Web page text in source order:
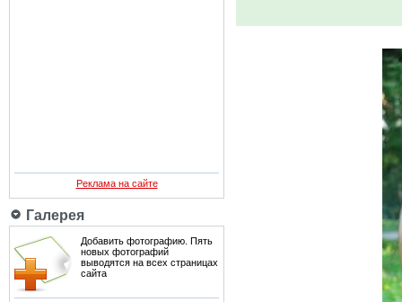
Реклама на сайте
Галерея
Добавить фотографию. Пять
новых фотографий
выводятся на всех страницах
сайта